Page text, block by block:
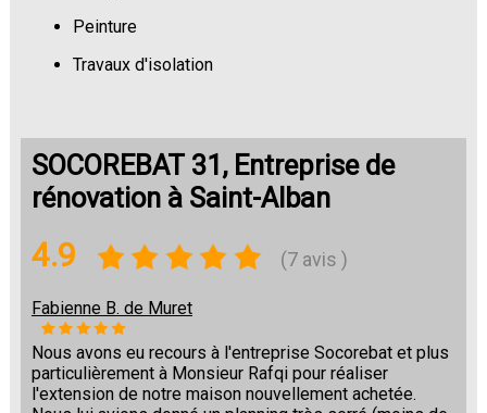
Peinture
Travaux d'isolation
SOCOREBAT 31, Entreprise de
rénovation à Saint-Alban
4.9 (7 avis )
Fabienne B. de Muret
Nous avons eu recours à l'entreprise Socorebat et plus
particulièrement à Monsieur Rafqi pour réaliser
l'extension de notre maison nouvellement achetée.